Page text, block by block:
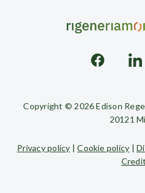
Copyright © 2026 Edison
20121
Privacy policy |Cookie policy |